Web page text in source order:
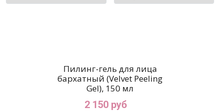
Пилинг-гель для лица
бархатный (Velvet Peeling
Gel), 150 мл
2 150 руб